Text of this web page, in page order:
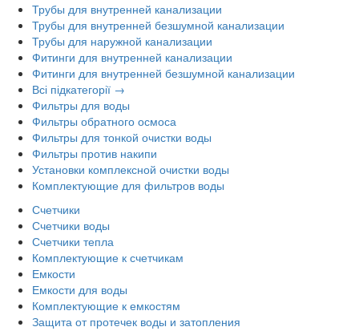
Трубы для внутренней канализации
Трубы для внутренней безшумной канализации
Трубы для наружной канализации
Фитинги для внутренней канализации
Фитинги для внутренней безшумной канализации
Всі підкатегорії →
Фильтры для воды
Фильтры обратного осмоса
Фильтры для тонкой очистки воды
Фильтры против накипи
Установки комплексной очистки воды
Комплектующие для фильтров воды
Счетчики
Счетчики воды
Счетчики тепла
Комплектующие к счетчикам
Емкости
Емкости для воды
Комплектующие к емкостям
Защита от протечек воды и затопления